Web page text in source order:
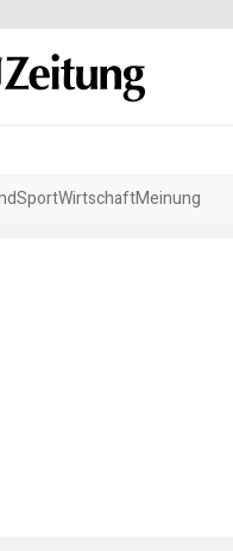
SportWirtschaftMeinung